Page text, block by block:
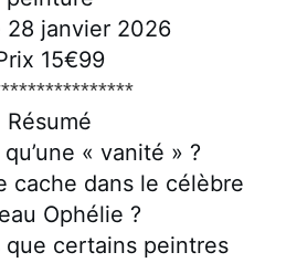
28 janvier 2026
15€99
Résumé
qu’une « vanité » ?
cache dans le célèbre
Ophélie ?
que certains peintres